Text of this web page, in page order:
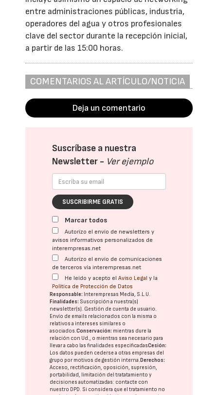
entre administraciones públicas, industria,
operadores del agua y otros profesionales
clave del sector durante la recepción inicial,
a partir de las 15:00 horas.
COMENTARIOS AL ARTÍCULO/NOTICIA
Deja un comentario
Suscríbase a nuestra
Newsletter - Ver ejemplo
SUSCRIBIRME GRATIS
Marcar todos
Autorizo el envío de newsletters y
avisos informativos personalizados de
interempresas.net
Autorizo el envío de comunicaciones
de terceros vía interempresas.net
He leído y acepto elAviso Legal y la
Política de Protección de Datos
Responsable: Interempresas Media, S.L.U.
Finalidades: Suscripción a nuestra(s)
newsletter(s). Gestión de cuenta de usuario.
Envío de emails relacionados con la misma o
relativos a intereses similares o
asociados.Conservación: mientras dure la
relación con Ud., o mientras sea necesario para
llevar a cabo las finalidades especificadasCesión:
Los datos pueden cederse a otras empresas del
grupo por motivos de gestión interna. Derechos:
Acceso, rectificación, oposición, supresión,
portabilidad, limitación del tratatamiento y
decisiones automatizadas: contacte con
nuestro DPD. Si considera que el tratamiento no